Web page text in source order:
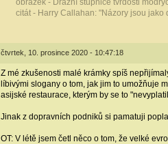
obrázek - Drážní stupnice tvrdosti
citát - Harry Callahan: "Názory jsou jako
čtvrtek, 10. prosince 2020 - 10:47:18
Z mé zkušenosti malé krámky spíš
líbivými slogany o tom, jak jim to umožňuje
asijské restaurace, kterým by se to
Jinak z dopravních podniků si pamatuji
OT: V létě jsem četl něco o tom, že velké